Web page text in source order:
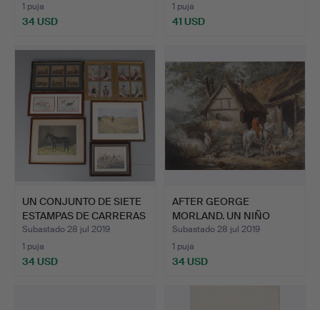
1 puja
34 USD
1 puja
41 USD
UN CONJUNTO DE SIETE
ESTAMPAS DE CARRERAS
…
Subastado 28 jul 2019
1 puja
34 USD
AFTER GEORGE
MORLAND. UN NIÑO
EMPLEADO EN …
Subastado 28 jul 2019
1 puja
34 USD